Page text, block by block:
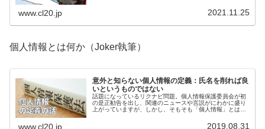
www.cl20.jp 2021.11.25
個人情報とは何か（Joker執筆）
意外と知らない個人情報の定義：氏名を削れば良
いというものではない
話題になっているリクナビ問題。個人情報保護委員会が初
の是正勧告を出し、関連のニュースや言説がにわかに盛り
上がっていますが、しかし、そもそも「個人情報」とは何
www.cl20.jp 2019.08.31